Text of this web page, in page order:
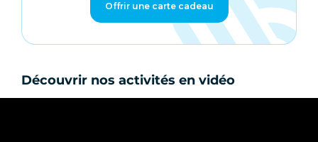
Offrir une carte cadeau
Découvrir nos activités en vidéo